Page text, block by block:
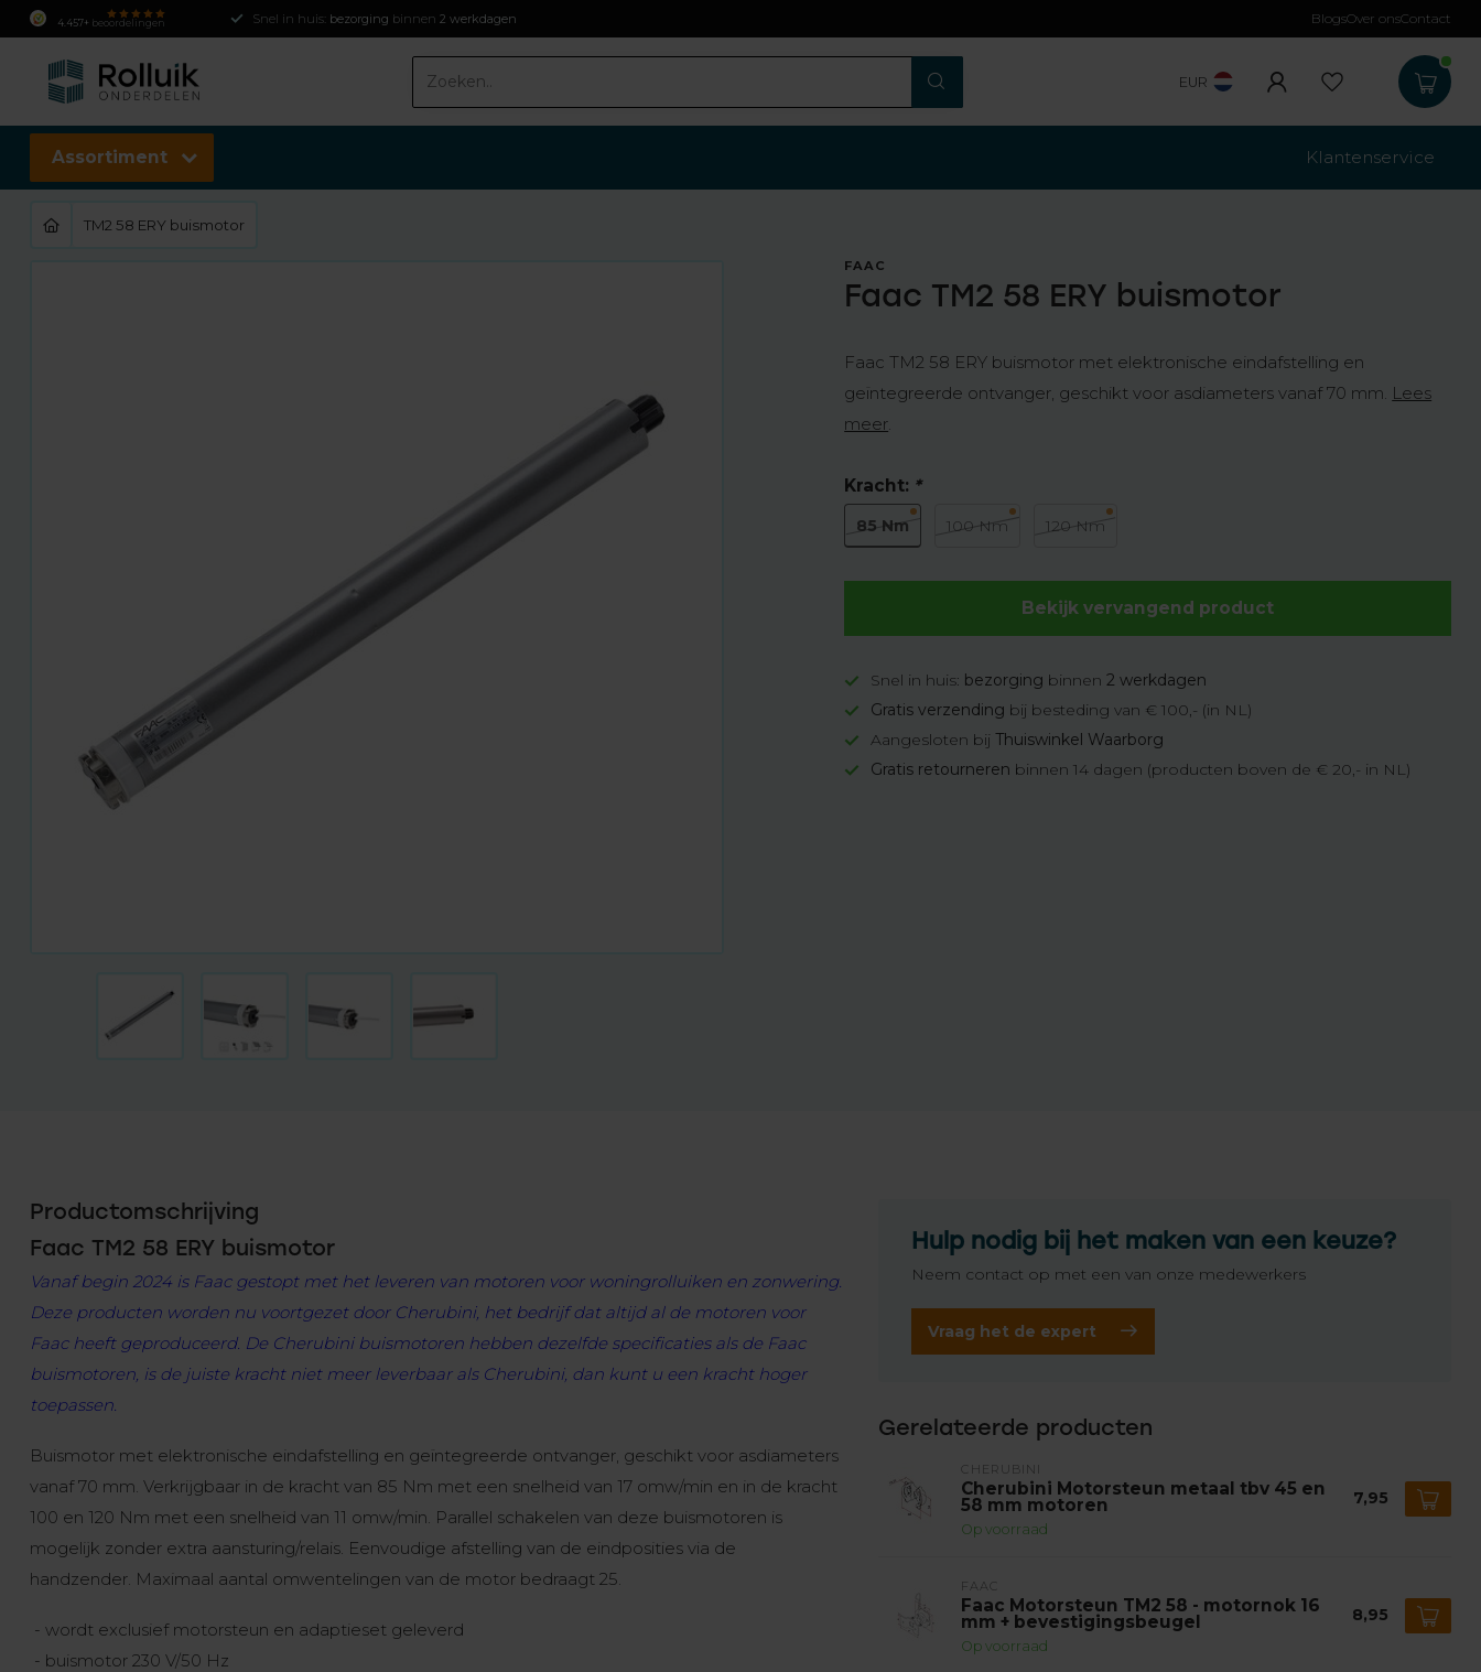
4.457+ beoordelingen BlogsOver onsContact
EUR
Assortiment Klantenservice
TM2 58 ERY buismotor
FAAC
Faac TM2 58 ERY buismotor
Faac TM2 58 ERY buismotor met elektronische eindafstelling en
geïntegreerde ontvanger, geschikt voor asdiameters vanaf 70 mm. Lees
meer.
Kracht: *
85 Nm 100 Nm 120 Nm
Bekijk vervangend product
Snel in huis: bezorging binnen2 werkdagen
Gratis verzending bij besteding van € 100,- (in NL)
Aangesloten bijThuiswinkel Waarborg
Gratis retourneren binnen 14 dagen (producten boven de € 20,- in NL)
Productomschrijving
Faac TM2 58 ERY buismotor
Vanaf begin 2024 is Faac gestopt met het leveren van motoren voor woningrolluiken en zonwering.
Deze producten worden nu voortgezet door Cherubini, het bedrijf dat altijd al de motoren voor
Faac heeft geproduceerd. De Cherubini buismotoren hebben dezelfde specificaties als de Faac
buismotoren, is de juiste kracht niet meer leverbaar als Cherubini, dan kunt u een kracht hoger
toepassen.
Buismotor met elektronische eindafstelling en geïntegreerde ontvanger, geschikt voor asdiameters
vanaf 70 mm. Verkrijgbaar in de kracht van 85 Nm met een snelheid van 17 omw/min en in de kracht
100 en 120 Nm met een snelheid van 11 omw/min. Parallel schakelen van deze buismotoren is
mogelijk zonder extra aansturing/relais. Eenvoudige afstelling van de eindposities via de
handzender. Maximaal aantal omwentelingen van de motor bedraagt 25.
- wordt exclusief motorsteun en adaptieset geleverd
- buismotor 230 V/50 Hz
Hulp nodig bij het maken van een keuze?
Neem contact op met een van onze medewerkers
Vraag het de expert
Gerelateerde producten
CHERUBINI
Cherubini Motorsteun metaal tbv 45 en
58 mm motoren
Op voorraad
7,95
FAAC
Faac Motorsteun TM2 58 - motornok 16
mm + bevestigingsbeugel
Op voorraad
8,95